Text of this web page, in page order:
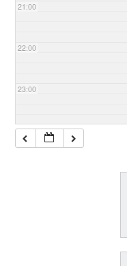
21:00
22:00
23:00